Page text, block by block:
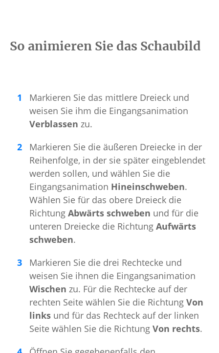
So animieren Sie das Schaubild
Markieren Sie das mittlere Dreieck und
weisen Sie ihm die Eingangsanimation
Verblassen zu.
Markieren Sie die äußeren Dreiecke in der
Reihenfolge, in der sie später eingeblendet
werden sollen, und wählen Sie die
Eingangsanimation Hineinschweben.
Wählen Sie für das obere Dreieck die
Richtung Abwärts schweben und für die
unteren Dreiecke die Richtung Aufwärts
schweben.
Markieren Sie die drei Rechtecke und
weisen Sie ihnen die Eingangsanimation
Wischen zu. Für die Rechtecke auf der
rechten Seite wählen Sie die Richtung Von
links und für das Rechteck auf der linken
Seite wählen Sie die Richtung Von rechts.